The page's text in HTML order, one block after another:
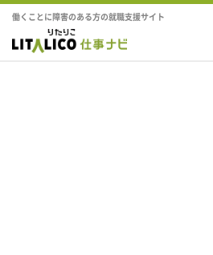
働くことに障害のある方の就職支援サイト